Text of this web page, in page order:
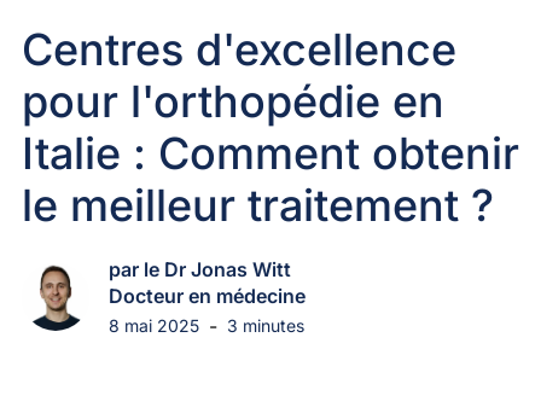
Centres d'excellence
pour l'orthopédie en
Italie : Comment obtenir
le meilleur traitement ?
par le Dr Jonas Witt
Docteur en médecine
8 mai 2025 - 3 minutes